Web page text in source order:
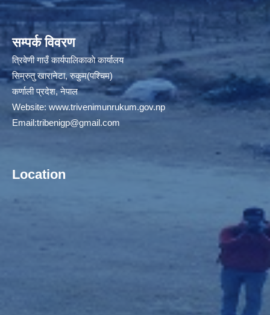
सम्पर्क विवरण
त्रिवेणी गाउँ कार्यपालिकाकाे कार्यालय
सिम्रुतु खारानेटा, रुकुम(पश्‍चिम)
कर्णाली प्रदेश, नेपाल
Website: www.trivenimunrukum.gov.np
Email:tribenigp@gmail.com
Location